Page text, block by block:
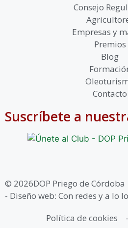
Consejo
Empresas y
Premios
Blog
Contacto
Suscríbete a
© 2026DOP Priego de Córdoba
- Diseño web: Con redes y a lo
Política de cookies